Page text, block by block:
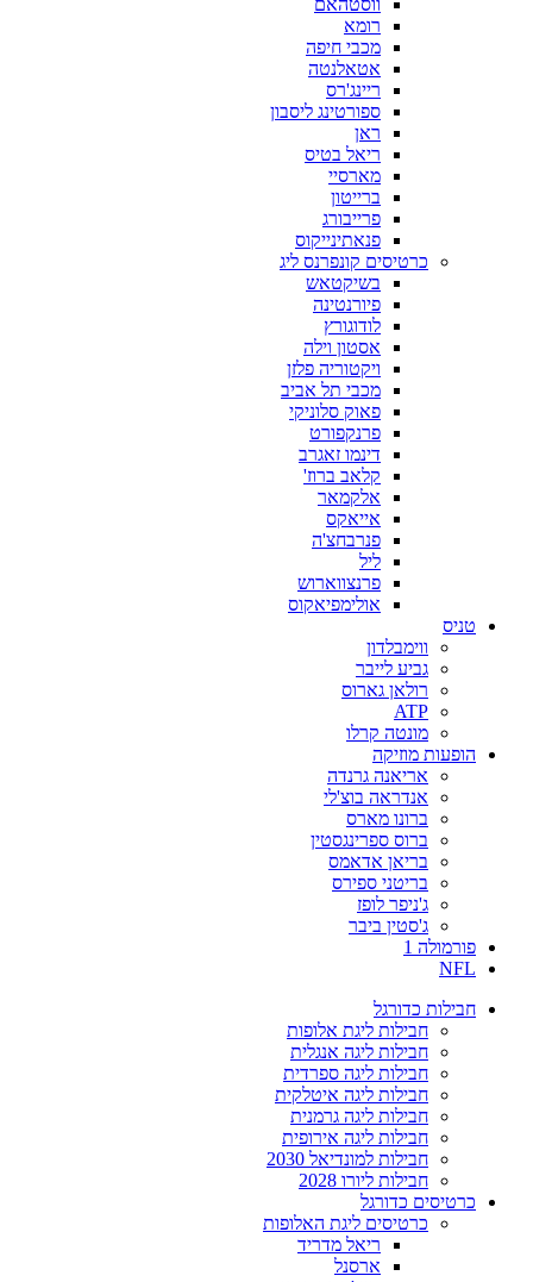
ווסטהאם
רומא
מכבי חיפה
אטאלנטה
ריינג'רס
ספורטינג ליסבון
ראן
ריאל בטיס
מארסיי
ברייטון
פרייבורג
פנאתינייקוס
כרטיסים קונפרנס ליג
בשיקטאש
פיורנטינה
לודוגורץ
אסטון וילה
ויקטוריה פלזן
מכבי תל אביב
פאוק סלוניקי
פרנקפורט
דינמו זאגרב
קלאב ברוז'
אלקמאר
אייאקס
פנרבחצ'ה
ליל
פרנצווארוש
אולימפיאקוס
טניס
ווימבלדון
גביע לייבר
רולאן גארוס
ATP
מונטה קרלו
הופעות מוזיקה
אריאנה גרנדה
אנדראה בוצ'לי
ברונו מארס
ברוס ספרינגסטין
בריאן אדאמס
בריטני ספירס
ג'ניפר לופז
ג'סטין ביבר
פורמולה 1
NFL
חבילות כדורגל
חבילות ליגת אלופות
חבילות ליגה אנגלית
חבילות ליגה ספרדית
חבילות ליגה איטלקית
חבילות ליגה גרמנית
חבילות ליגה אירופית
חבילות למונדיאל 2030
חבילות ליורו 2028
כרטיסים כדורגל
כרטיסים ליגת האלופות
ריאל מדריד
ארסנל